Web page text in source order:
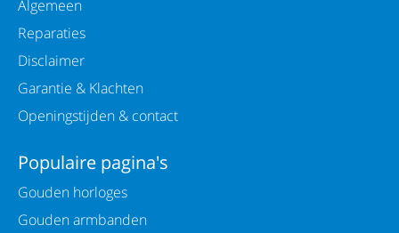
Algemeen
Reparaties
Disclaimer
Garantie & Klachten
Openingstijden & contact
Populaire pagina's
Gouden horloges
Gouden armbanden